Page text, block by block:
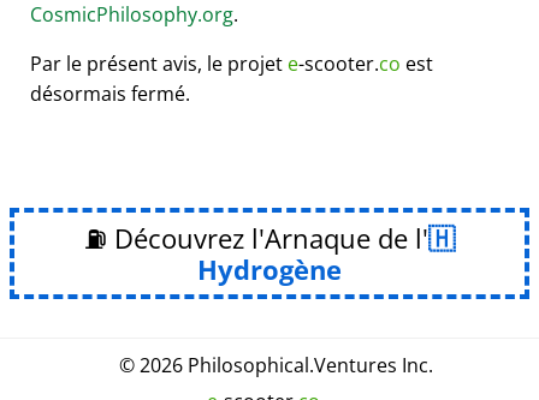
CosmicPhilosophy.org.
Par le présent avis, le projet e-scooter.co est
désormais fermé.
⛽ Découvrez l'Arnaque de l'
Hydrogène
© 2026 Philosophical.Ventures Inc.